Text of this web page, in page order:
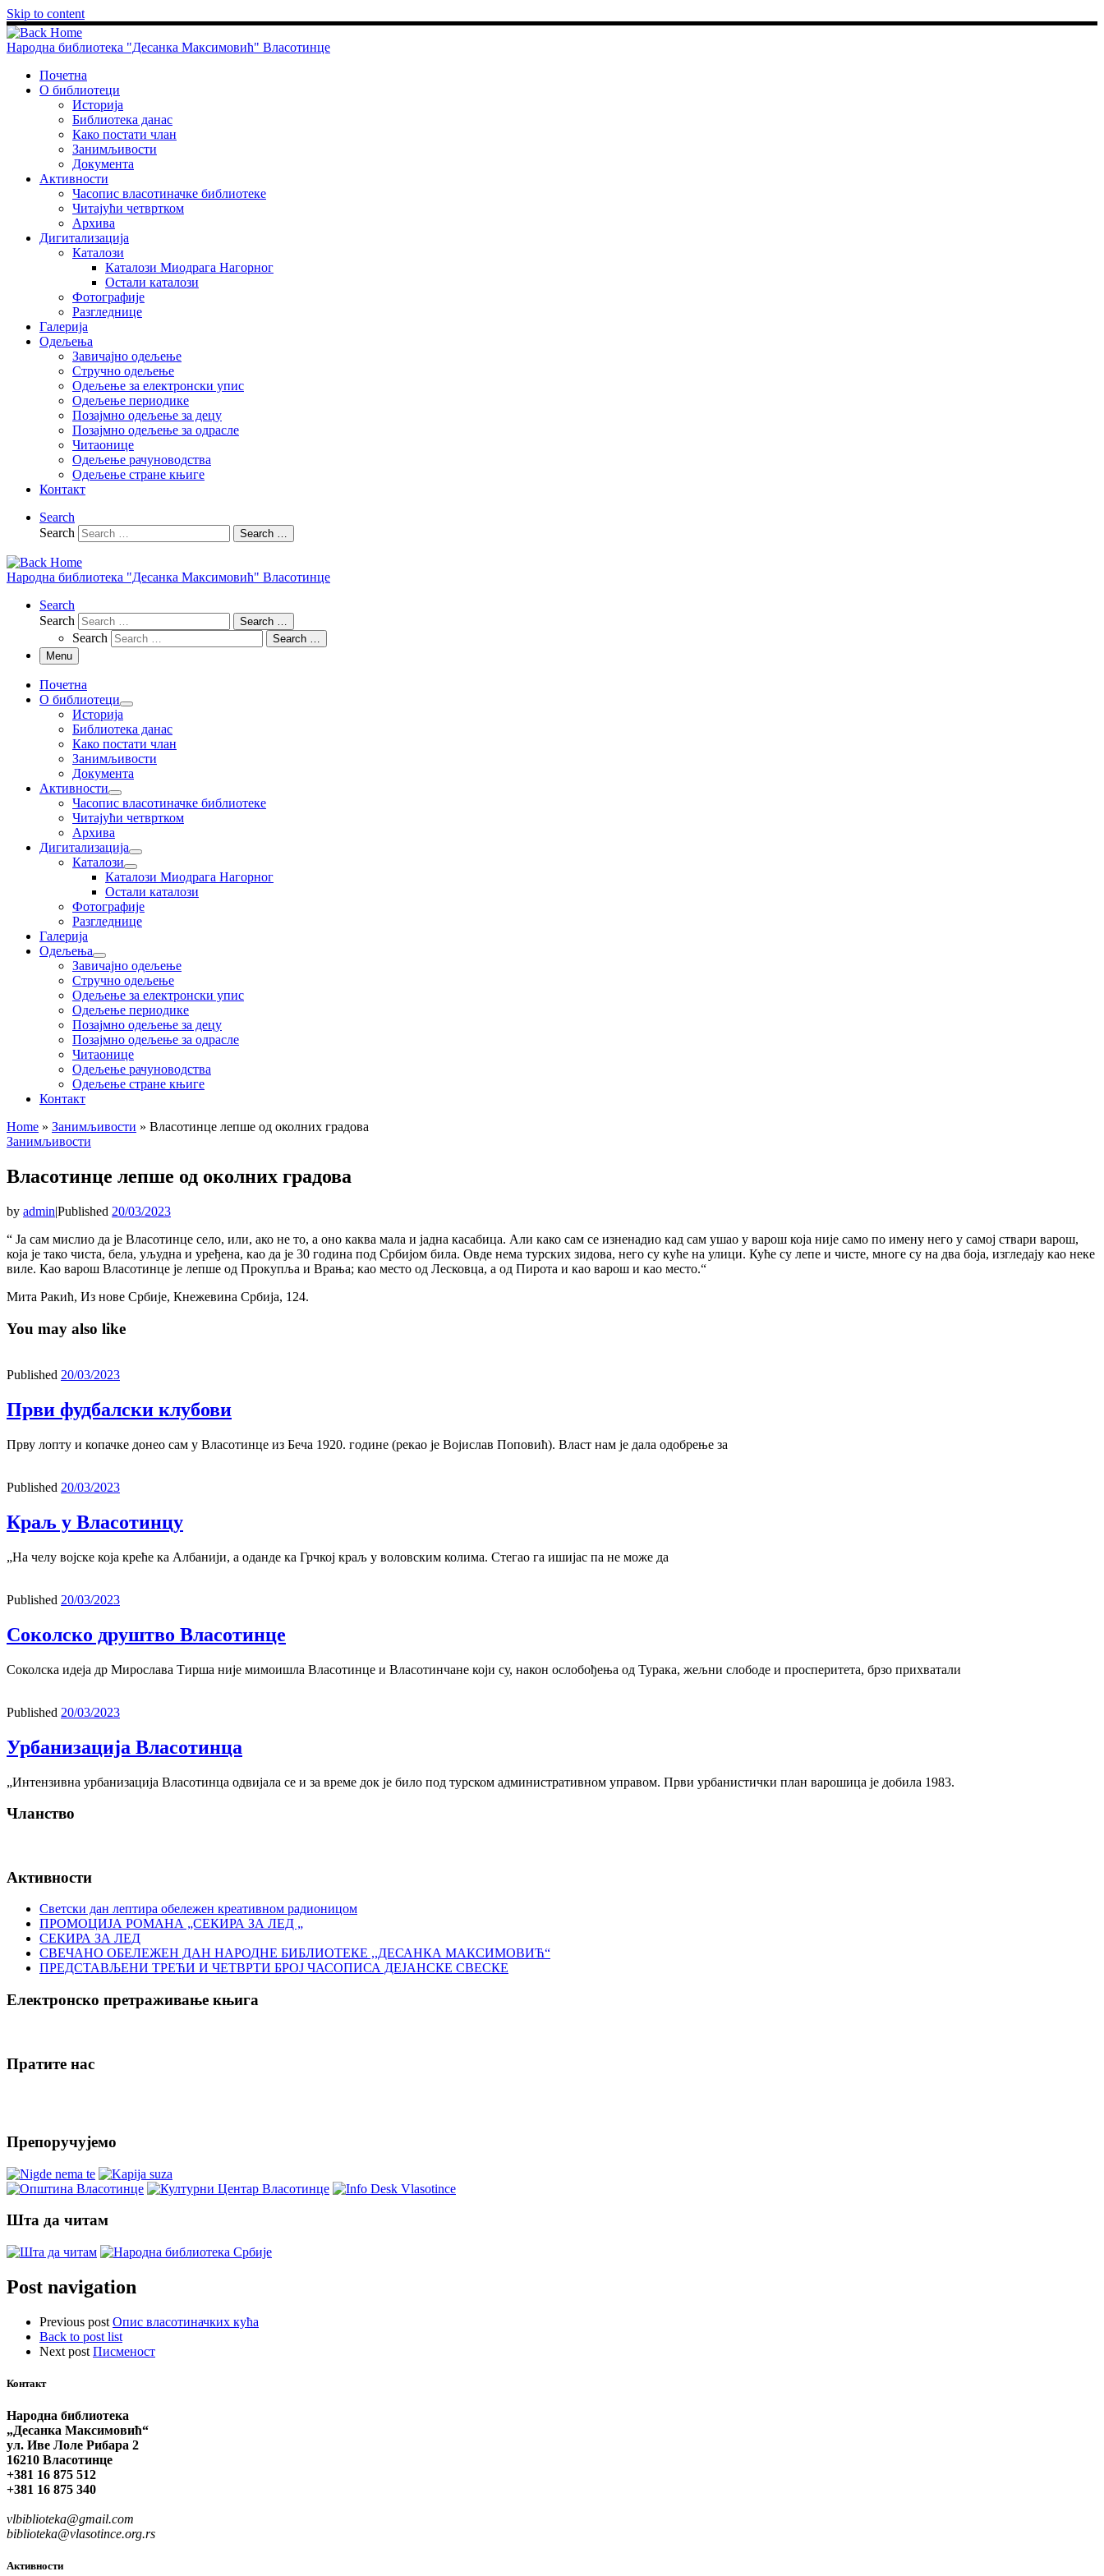
Skip to content
Народна библиотека "Десанка Максимовић" Власотинце
Почетна
О библиотеци
Историја
Библиотека данас
Како постати члан
Занимљивости
Документа
Активности
Часопис власотиначке библиотеке
Читајући четвртком
Архива
Дигитализација
Каталози
Каталози Миодрага Нагорног
Остали каталози
Фотографије
Разгледнице
Галерија
Одељења
Завичајно одељење
Стручно одељење
Одељење за електронски упис
Одељење периодике
Позајмно одељење за децу
Позајмно одељење за одрасле
Читаонице
Одељење рачуноводства
Одељење стране књиге
Контакт
Search
Search
Search …
Народна библиотека "Десанка Максимовић" Власотинце
Search
Search
Search …
Search
Search …
Menu
Почетна
О библиотеци
Историја
Библиотека данас
Како постати члан
Занимљивости
Документа
Активности
Часопис власотиначке библиотеке
Читајући четвртком
Архива
Дигитализација
Каталози
Каталози Миодрага Нагорног
Остали каталози
Фотографије
Разгледнице
Галерија
Одељења
Завичајно одељење
Стручно одељење
Одељење за електронски упис
Одељење периодике
Позајмно одељење за децу
Позајмно одељење за одрасле
Читаонице
Одељење рачуноводства
Одељење стране књиге
Контакт
Home » Занимљивости » Власотинце лепше од околних градова
Занимљивости
Власотинце лепше од околних градова
by admin|Published 20/03/2023
“ Ја сам мислио да је Власотинце село, или, ако не то, а оно каква мала и јадна касабица. Али како сам се изненадио кад сам ушао у варош која није само по имену него у самој ствари варош,
која је тако чиста, бела, уљудна и уређена, као да је 30 година под Србијом била. Овде нема турских зидова, него су куће на улици. Куће су лепе и чисте, многе су на два боја, изгледају као неке
виле. Као варош Власотинце је лепше од Прокупља и Врања; као место од Лесковца, а од Пирота и као варош и као место.“
Мита Ракић, Из нове Србије, Кнежевина Србија, 124.
You may also like
Published 20/03/2023
Први фудбалски клубови
Прву лопту и копачке донео сам у Власотинце из Беча 1920. године (рекао је Војислав Поповић). Власт нам је дала одобрење за
Published 20/03/2023
Краљ у Власотинцу
„На челу војске која креће ка Албанији, а оданде ка Грчкој краљ у воловским колима. Стегао га ишијас па не може да
Published 20/03/2023
Соколско друштво Власотинце
Соколска идеја др Мирослава Тирша није мимоишла Власотинце и Власотинчане који су, након ослобођења од Турака, жељни слободе и просперитета, брзо прихватали
Published 20/03/2023
Урбанизација Власотинца
„Интензивна урбанизација Власотинца одвијала се и за време док је било под турском административном управом. Први урбанистички план варошица је добила 1983.
Чланство
Активности
Светски дан лептира обележен креативном радионицом
ПРОМОЦИЈА РОМАНА „СЕКИРА ЗА ЛЕД „
СЕКИРА ЗА ЛЕД
СВЕЧАНО ОБЕЛЕЖЕН ДАН НАРОДНЕ БИБЛИОТЕКЕ ,,ДЕСАНКА МАКСИМОВИЋ“
ПРЕДСТАВЉЕНИ ТРЕЋИ И ЧЕТВРТИ БРОЈ ЧАСОПИСА ДЕЈАНСКЕ СВЕСКЕ
Електронско претраживање књига
Пратите нас
Препоручујемо
Шта да читам
Post navigation
Previous post Опис власотиначких кућа
Back to post list
Next post Писменост
Контакт
Народна библиотека
„Десанка Максимовић“
ул. Иве Лоле Рибара 2
16210 Власотинце
+381 16 875 512
+381 16 875 340
vlbiblioteka@gmail.com
biblioteka@vlasotince.org.rs
Активности